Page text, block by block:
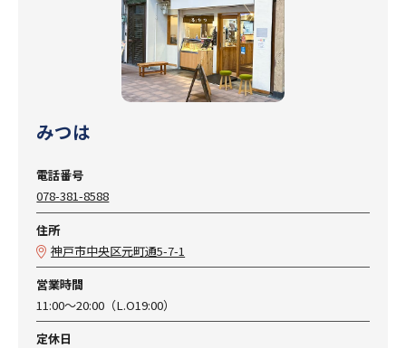
みつは
電話番号
078-381-8588
住所
神戸市中央区元町通5-7-1
営業時間
11:00～20:00（L.O19:00）
定休日